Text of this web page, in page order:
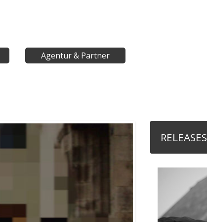
Agentur & Partner
RELEASES